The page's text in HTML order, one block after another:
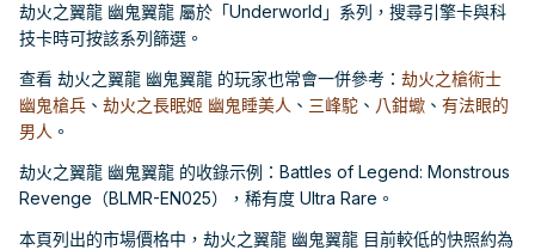
劫火之翼龍 幽鬼翼龍 屬於「Underworld」系列，搜尋引擎卡與科
技卡時可按該系列篩選。
查看 劫火之翼龍 幽鬼翼龍 的玩家也常會一併參考： 劫火之槍術士
幽鬼槍兵 、 劫火之長眠姬 幽鬼睡美人 、 三峰駝 、 八鉗蠍 、 有法眼的
男人 。
劫火之翼龍 幽鬼翼龍 的收錄示例：Battles of Legend: Monstrous
Revenge（BLMR-EN025），稀有度 Ultra Rare。
本頁列出的市場價格中，劫火之翼龍 幽鬼翼龍 目前較低的快照約為